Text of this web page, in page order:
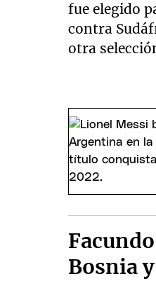
fue elegido
contra
otra
Bosnia